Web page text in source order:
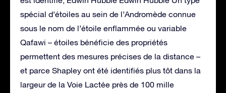
spécial d’étoiles au sein de l’Andromède connue
sous le nom de l’étoile enflammée ou variable
Qafawi – étoiles bénéficie des propriétés
permettent des mesures précises de la distance –
et parce Shapley ont été identifiés plus tôt dans la
largeur de la Voie Lactée près de 100 mille